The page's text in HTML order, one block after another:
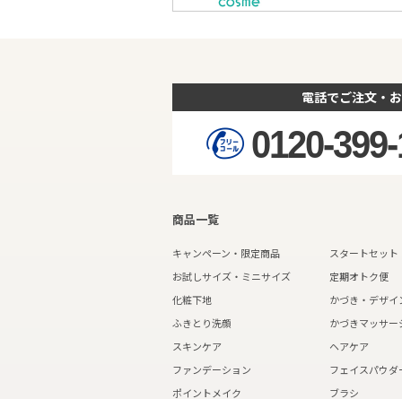
電話でご注文・
0120-
商品一覧
キャンペーン・限定商品
スタートセット
お試しサイズ・ミニサイズ
定期オトク便
化粧下地
かづき・デザイ
ふきとり洗顔
かづきマッサー
スキンケア
ヘアケア
ファンデーション
フェイスパウダ
ポイントメイク
ブラシ